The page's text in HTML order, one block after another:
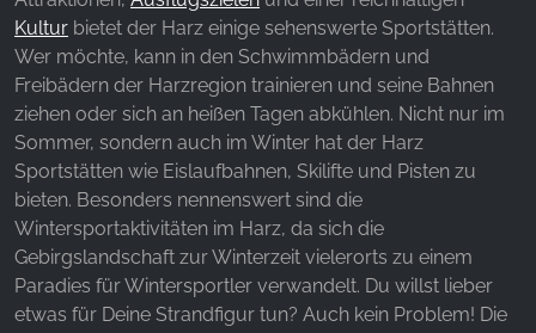
Kultur bietet der Harz einige sehenswerte Sportstätten.
Wer möchte, kann in den Schwimmbädern und
Freibädern der Harzregion trainieren und seine Bahnen
ziehen oder sich an heißen Tagen abkühlen. Nicht nur im
Sommer, sondern auch im Winter hat der Harz
Sportstätten wie Eislaufbahnen, Skilifte und Pisten zu
bieten. Besonders nennenswert sind die
Wintersportaktivitäten im Harz, da sich die
Gebirgslandschaft zur Winterzeit vielerorts zu einem
Paradies für Wintersportler verwandelt. Du willst lieber
etwas für Deine Strandfigur tun? Auch kein Problem! Die
Facebook Pixel
Name:
_fbp, fr, _fbq, fbq
Anbieter:
Facebook Ireland Ltd.
Zweck:
Werbemessung und Marketing
Cookie Laufzeit: